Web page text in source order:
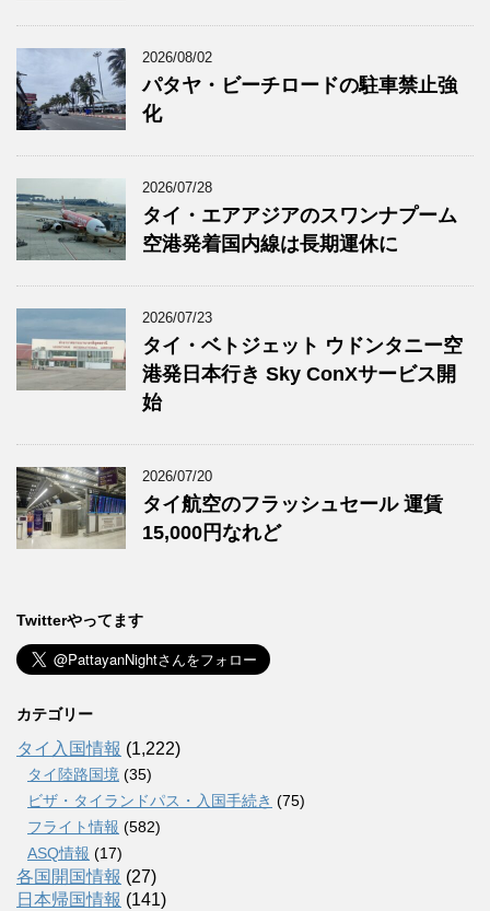
2026/08/02
パタヤ・ビーチロードの駐車禁止強
化
2026/07/28
タイ・エアアジアのスワンナプーム
空港発着国内線は長期運休に
2026/07/23
タイ・ベトジェット ウドンタニー空
港発日本行き Sky ConXサービス開
始
2026/07/20
タイ航空のフラッシュセール 運賃
15,000円なれど
Twitterやってます
カテゴリー
タイ入国情報 (1,222)
タイ陸路国境 (35)
ビザ・タイランドパス・入国手続き (75)
フライト情報 (582)
ASQ情報 (17)
各国開国情報 (27)
日本帰国情報 (141)